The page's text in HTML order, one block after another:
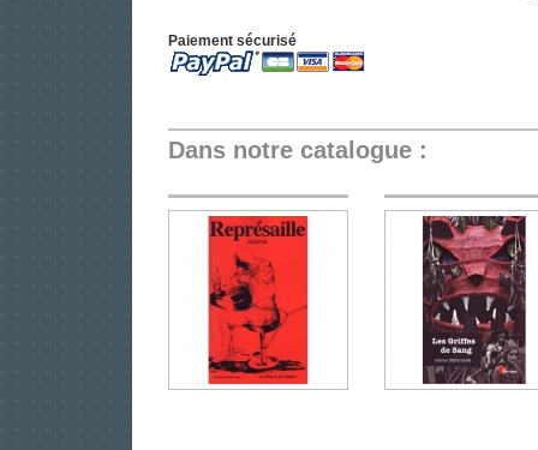
Paiement sécurisé
Dans notre catalogue :